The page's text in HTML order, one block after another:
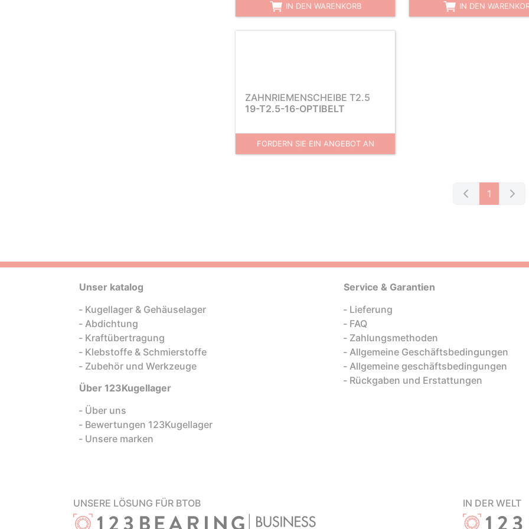
IN DEN WARENKORB IN DEN
ZAHNRIEMENSCHEIBE T2.5
19-T2.5-16-OPTIBELT
FORDERN SIE EIN ANGEBOT AN
1
UNSERE LÖSUNG FÜR BTOB
Unser katalog
Kugellager & Gehäuselager
Abdichtung
Kraftübertragung
Klebstoffe & Schmierstoffe
Zubehör und Werkzeuge
Über 123Kugellager
Über uns
Bewertungen 123Kugellager
Unsere marken
Service & Garantien
Lieferung
FAQ
Zahlungsmethoden
Allgemeine Geschäftsbedingungen
Allgemeine geschäftsbedingungen
Rückgaben und Erstattungen
IN DER WELT